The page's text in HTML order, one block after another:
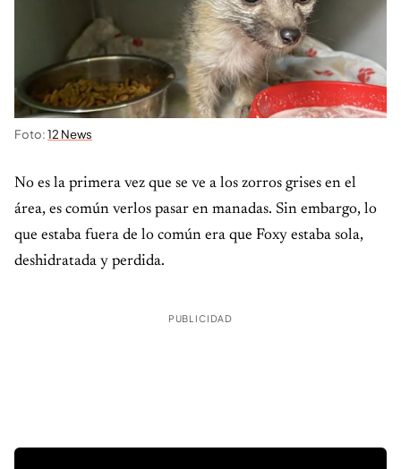
Foto:12 News
No es la primera vez que se ve a los zorros grises en el
área, es común verlos pasar en manadas. Sin embargo, lo
que estaba fuera de lo común era que Foxy estaba sola,
deshidratada y perdida.
PUBLICIDAD